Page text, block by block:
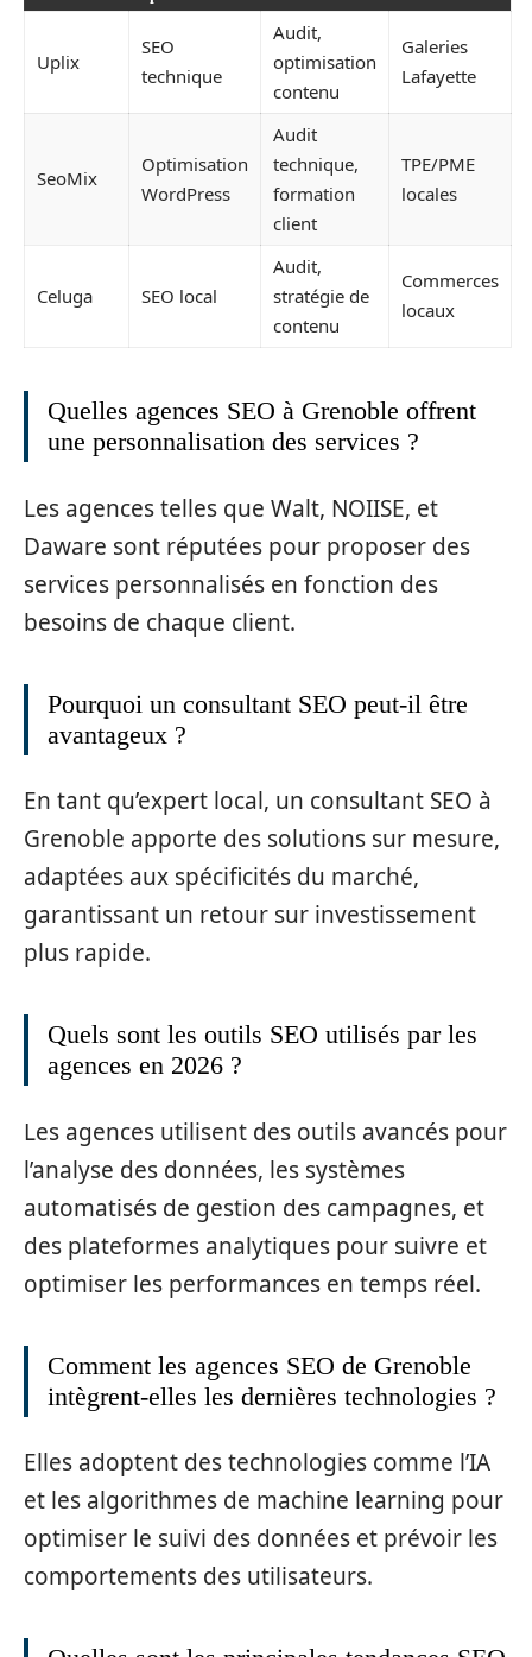
Uplix
SEO
technique
Audit,
optimisation
contenu
Galeries
Lafayette
SeoMix
Optimisation
WordPress
Audit
technique,
formation
client
TPE/PME
locales
Celuga SEO local
Audit,
stratégie de
contenu
Commerces
locaux
Quelles agences SEO à Grenoble offrent
une personnalisation des services ?
Les agences telles que Walt, NOIISE, et
Daware sont réputées pour proposer des
services personnalisés en fonction des
besoins de chaque client.
Pourquoi un consultant SEO peut-il être
avantageux ?
En tant qu’expert local, un consultant SEO à
Grenoble apporte des solutions sur mesure,
adaptées aux spécificités du marché,
garantissant un retour sur investissement
plus rapide.
Quels sont les outils SEO utilisés par les
agences en 2026 ?
Les agences utilisent des outils avancés pour
l’analyse des données, les systèmes
automatisés de gestion des campagnes, et
des plateformes analytiques pour suivre et
optimiser les performances en temps réel.
Comment les agences SEO de Grenoble
intègrent-elles les dernières technologies ?
Elles adoptent des technologies comme l’IA
et les algorithmes de machine learning pour
optimiser le suivi des données et prévoir les
comportements des utilisateurs.